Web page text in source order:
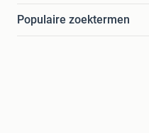
Populaire zoektermen